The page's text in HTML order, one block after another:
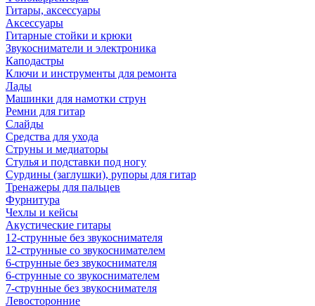
Гитары, аксессуары
Аксессуары
Гитарные стойки и крюки
Звукосниматели и электроника
Каподастры
Ключи и инструменты для ремонта
Лады
Машинки для намотки струн
Ремни для гитар
Слайды
Средства для ухода
Струны и медиаторы
Стулья и подставки под ногу
Сурдины (заглушки), рупоры для гитар
Тренажеры для пальцев
Фурнитура
Чехлы и кейсы
Акустические гитары
12-струнные без звукоснимателя
12-струнные со звукоснимателем
6-струнные без звукоснимателя
6-струнные со звукоснимателем
7-струнные без звукоснимателя
Левосторонние